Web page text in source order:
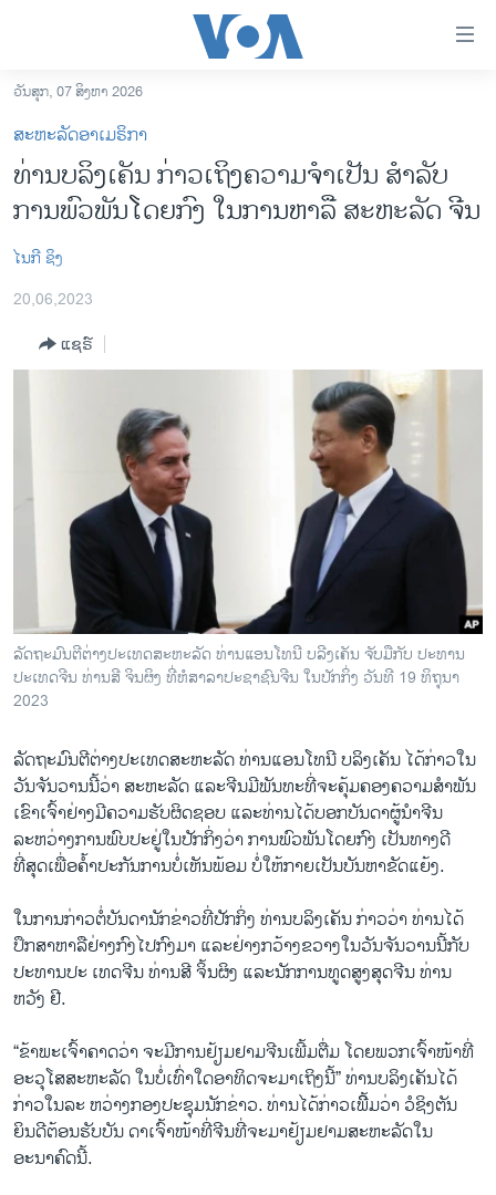
ເຂົ້າ
ຫາ
ຂ້າມ
ຂ້າມ
ຂ້າມ
ຫາ
ຊອກ
ຄົ້ນ
ລາວ
ອາເມຣິກາ
ຂ່າວ​ຈີນ
ໂລກ
ເອເຊຍ
ຊຸມຊົນຊາວລາວ
ວິທະຍາສາດ-ເທັກໂນໂລຈີ
ທຸລະກິດ
ພາສາອັງກິດ
ວີດີໂອ
ສຽງ
ລາຍງານ
ພາສາຕ່າງໆ
ວັນສຸກ, 07 ສິງຫາ 2026
ສະຫະລັດອາເມຣິກາ
ທ່ານບລິງເຄັນ ກ່າວເຖິງຄວາມ​ຈຳ​ເປັນ ​ສ​ຳ​ລັບ​​
ການພົວພັນໂດຍກົງ ໃນການຫາ​ລື ສະຫະລັດ ຈີນ
ໄນກີ ຊິງ
20,06,2023
ແຊຣ໌
ລັດຖະມົນຕີຕ່າງປະເທດສະຫະລັດ ທ່ານແອນໂທນີ ບລີງເຄັນ ຈັບມືກັບ ປະທານ
ປະເທດຈີນ ທ່ານສີ ຈິນຜິງ ທີ່ຫໍສາລາປະຊາຊົນຈີນ ໃນປັກກິ່ງ ວັນທີ 19 ທິຖຸນາ
2023
ລັດຖະມົນຕີຕ່າງປະເທດສະຫະລັດ ທ່ານແອນໂທນີ ບລິງເຄັນ ໄດ້ກ່າວໃນ
ວັນຈັນວານນີ້ວ່າ ສະຫະລັດ ແລະຈີນມີພັນ​ທະທີ່ຈະຄຸ້ມ​ຄອງຄວາມສຳພັນ
ເຂົາເຈົ້າ​ຢ່າງ​ມີ​ຄວາມ​ຮັບ​ຜິດ​ຊອບ ແລະທ່ານໄດ້ບອກບັນດາຜູ້ນຳຈີນ
ລະຫວ່າງການພົບປະຢູ່ໃນປັກກິ່ງວ່າ ການພົວພັນໂດຍກົງ ເປັນທາງດີ
ທີ່ສຸດເພື່ອຄໍ້າປະກັນການບໍ່ເຫັນພ້ອມ ບໍ່​ໃຫ້​ກາຍ​ເປັນ​ບັນ​ຫາຂັດແຍ້ງ.
​ໃນ​ການກ່າວຕໍ່ບັນດານັກຂ່າວ​ທີ່ປັກກິ່ງ ທ່ານບລິງເຄັນ ກ່າວວ່າ ທ່ານໄດ້
ປຶກ​ສາ​ຫາ​ລື​ຢ່າງກົງໄປກົງມາ ແລະຢ່າງ​ກວ້າງ​ຂວາງໃນວັນຈັນວານນີ້ກັບ
ປະທານປະ ເທດຈີນ ທ່ານສີ ຈິ້ນຜິງ ແລະນັກການທູດສູງສຸດຈີນ ທ່ານ
ຫວັງ ຢີ.
“ຂ້າພະເຈົ້າຄາດ​ວ່າ ຈະ​ມີ​ການຢ້ຽມຢາມຈີນ​ເພີ້ມ​ຕື່ມ ໂດຍພວກເຈົ້າໜ້າທີ່
ອະວຸໂສສະຫະລັດ ໃນບໍ່ເທົ່າໃດອາທິດຈະມາເຖິງນີ້” ທ່ານບລິງເຄັນໄດ້
ກ່າວໃນລະ ຫວ່າງກອງປະຊຸມນັກຂ່າວ. ທ່ານໄດ້ກ່າວເພີິ້ມວ່າ ວໍຊິງຕັນ
ຍິນດີຕ້ອນຮັບບັນ ດາເຈົ້າໜ້າທີ່ຈີນທີ່ຈະມາຢ້ຽມຢາມສະຫະລັດໃນ
ອະນາຄົດນີ້.